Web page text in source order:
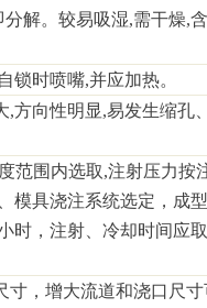
分解。较易吸湿,需干燥,
锁时喷嘴,并应加热。
,方向性明显,易发生缩孔
范围内选取,注射压力按
模具浇注系统选定，成
时，注射、冷却时间应
寸，增大流道和浇口尺